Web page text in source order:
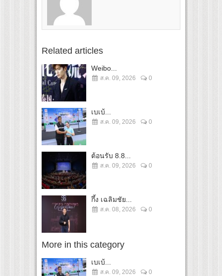
Related articles
Weibo...
ส.ค. 09, 2026 0
เบเบ้...
ส.ค. 09, 2026 0
ต้อนรับ 8.8...
ส.ค. 09, 2026 0
กึ้ง เฉลิมชัย...
ส.ค. 08, 2026 0
More in this category
เบเบ้...
ส.ค. 09, 2026 0